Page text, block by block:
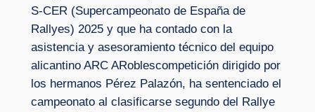
S-CER (Supercampeonato de España de
Rallyes) 2025 y que ha contado con la
asistencia y asesoramiento técnico del equipo
alicantino ARC ARoblescompetición dirigido por
los hermanos Pérez Palazón, ha sentenciado el
campeonato al clasificarse segundo del Rallye